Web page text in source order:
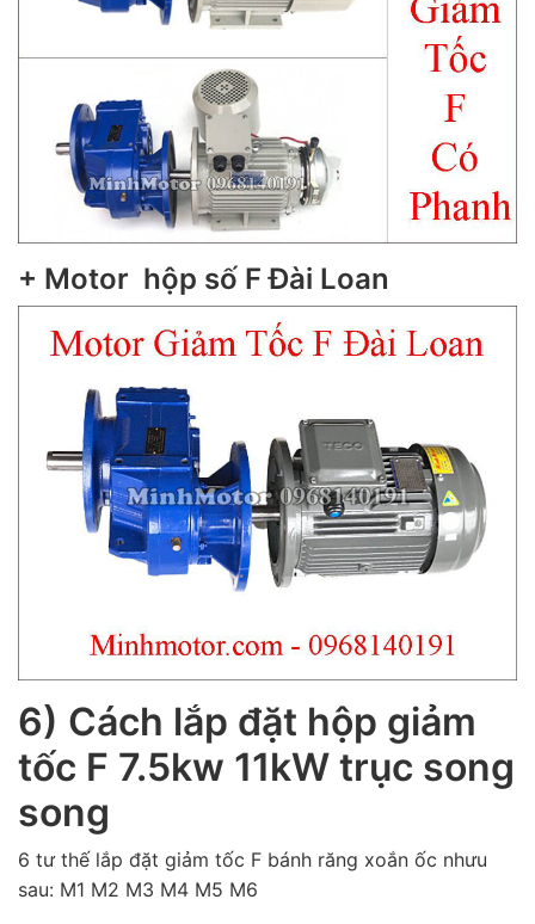
+ Motor hộp số F Đài Loan
6) Cách lắp đặt hộp giảm
tốc F 7.5kw 11kW trục song
song
6 tư thế lắp đặt giảm tốc F bánh răng xoắn ốc nhưu
sau: M1 M2 M3 M4 M5 M6